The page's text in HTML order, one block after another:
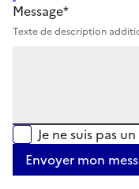
Message*
Texte de description
Je ne suis pas
Envoyer mon